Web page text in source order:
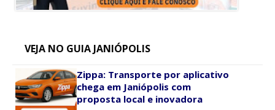
VEJA NO GUIA JANIÓPOLIS
Zippa: Transporte por aplicativo
chega em Janiópolis com
proposta local e inovadora